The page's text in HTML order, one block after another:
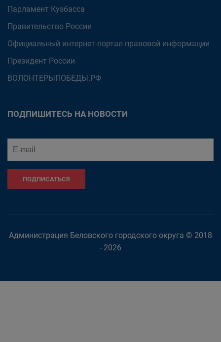
Парламент Кузбасса
Правительство России
Официальный интернет-портал правовой информации
Президент России
ВОЛОНТЕРЫПОБЕДЫ.РФ
ПОДПИШИТЕСЬ НА НОВОСТИ
ПОДПИСАТЬСЯ
Администрация Беловского городского округа © 2018
- 2026